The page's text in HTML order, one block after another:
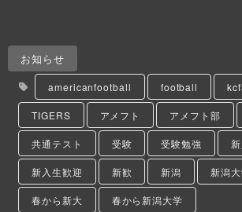
お知らせ
americanfootball football
TIGERS アメフト アメフト部
共通テスト 受験 受験勉強
新入生歓迎 新歓 新潟 新潟
春から新大 春から新潟大学